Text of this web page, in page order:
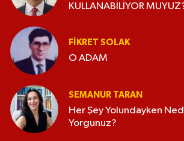
KULLANABİLİYOR
FIKRET SOLAK
O ADAM
SEMANUR TARAN
Her Şey Yolundayken
Yorgunuz?